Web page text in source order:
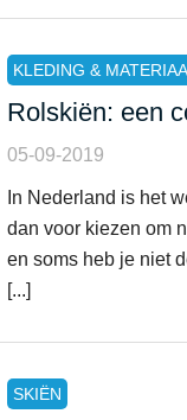
KLEDING &
Rolskiën: een
05-09-2019
In Nederland is het
dan voor kiezen om
en soms heb je niet
[...]
SKIËN